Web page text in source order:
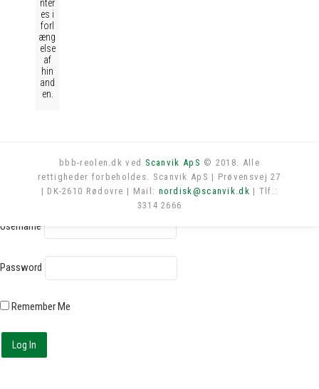
nter
es i
forl
æng
else
af
hin
and
en.
bbb-reolen.dk ved Scanvik ApS © 2018. Alle
rettigheder forbeholdes. Scanvik ApS | Prøvensvej 27
| DK-2610 Rødovre | Mail: nordisk@scanvik.dk | Tlf.:
3314 2666
Log in
Username
Password
Remember Me